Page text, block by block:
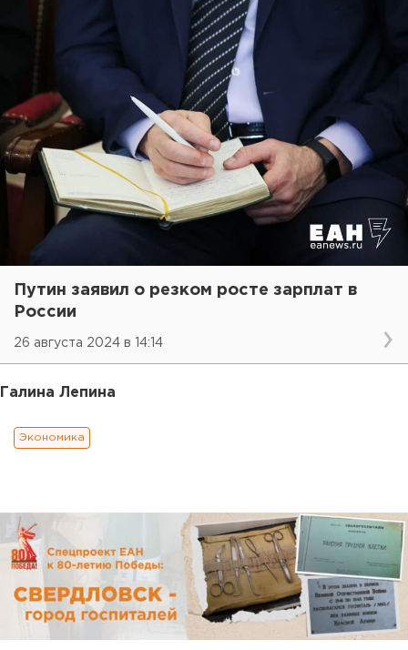
Путин заявил о резком росте зарплат в
России
26 августа 2024 в 14:14
Галина Лепина
Экономика